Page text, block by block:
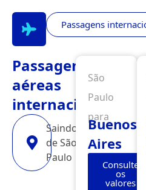
Passagens
Passagens
aéreas
internacionais
Saindo
de São
Paulo
São
Paulo
para
Buenos
Aires
Consulte
os
valores